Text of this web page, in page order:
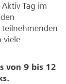
Tag im
viele
von 9 bis 12